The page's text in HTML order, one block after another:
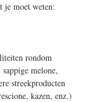
je moet weten:
rondom
melone,
streekproducten
kazen, enz.)